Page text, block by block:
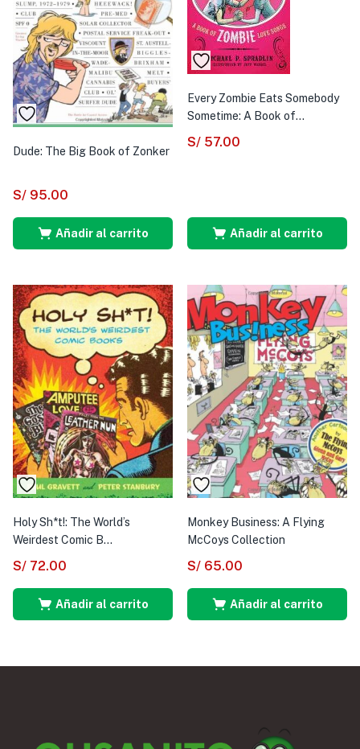
Dude: The Big Book of Zonker
S/ 95.00
Añadir al carrito
Every Zombie Eats Somebody
Sometime: A Book of...
S/ 57.00
Añadir al carrito
Holy Sh*t!: The World’s
Weirdest Comic B...
S/ 72.00
Añadir al carrito
Monkey Business: A Flying
McCoys Collection
S/ 65.00
Añadir al carrito